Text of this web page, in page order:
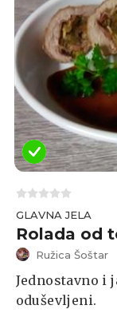
GLAVNA JELA
Rolada od
Ružica Šoštar
Jednostavno i
oduševljeni.